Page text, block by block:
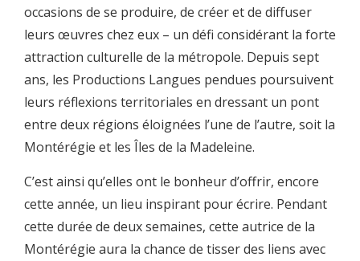
occasions de se produire, de créer et de diffuser
leurs œuvres chez eux – un défi considérant la forte
attraction culturelle de la métropole. Depuis sept
ans, les Productions Langues pendues poursuivent
leurs réflexions territoriales en dressant un pont
entre deux régions éloignées l’une de l’autre, soit la
Montérégie et les Îles de la Madeleine.
C’est ainsi qu’elles ont le bonheur d’offrir, encore
cette année, un lieu inspirant pour écrire. Pendant
cette durée de deux semaines, cette autrice de la
Montérégie aura la chance de tisser des liens avec